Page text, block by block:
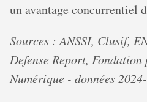
un avantage concurrentiel
Sources : ANSSI, Clusif,
Defense Report,
Numérique - données